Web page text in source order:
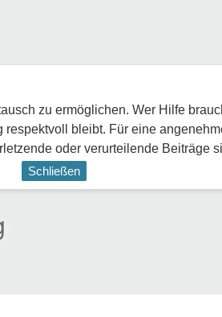
zu ermöglichen. Wer Hilfe
bleibt. Für eine
oder verurteilende Beiträge
Schließen